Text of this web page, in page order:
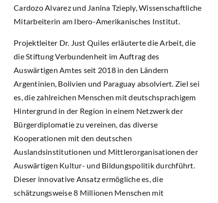
Cardozo Alvarez und Janina Tzieply, Wissenschaftliche
Mitarbeiterin am Ibero-Amerikanisches Institut.
Projektleiter Dr. Just Quiles erläuterte die Arbeit, die
die Stiftung Verbundenheit im Auftrag des
Auswärtigen Amtes seit 2018 in den Ländern
Argentinien, Bolivien und Paraguay absolviert. Ziel sei
es, die zahlreichen Menschen mit deutschsprachigem
Hintergrund in der Region in einem Netzwerk der
Bürgerdiplomatie zu vereinen, das diverse
Kooperationen mit den deutschen
Auslandsinstitutionen und Mittlerorganisationen der
Auswärtigen Kultur- und Bildungspolitik durchführt.
Dieser innovative Ansatz ermögliche es, die
schätzungsweise 8 Millionen Menschen mit